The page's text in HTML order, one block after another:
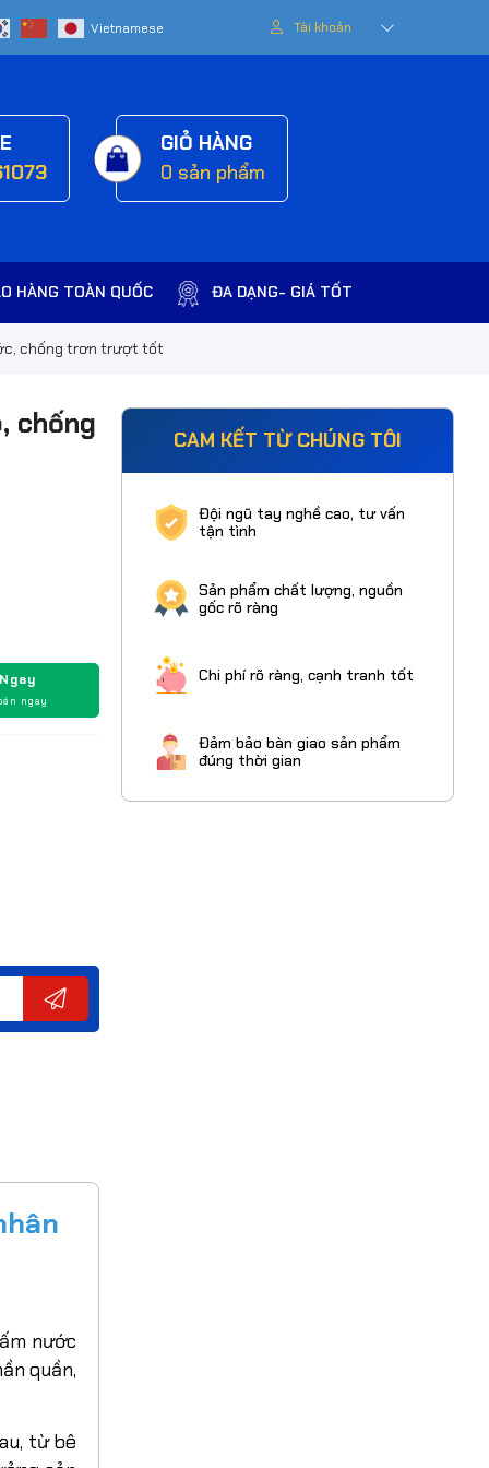
Tài khoản
GIỎ HÀNG
0 sản phẩm
HÀNG TOÀN QUỐC ĐA DẠNG- GIÁ TỐT
chống trơn trượt tốt
chống
ngay
CAM KẾT TỪ CHÚNG TÔI
Đội ngũ tay nghề cao, tư vấn
tận tình
Sản phẩm chất lượng, nguồn
gốc rõ ràng
Chi phí rõ ràng, cạnh tranh tốt
Đảm bảo bàn giao sản phẩm
đúng thời gian
nước
quần,
từ bê